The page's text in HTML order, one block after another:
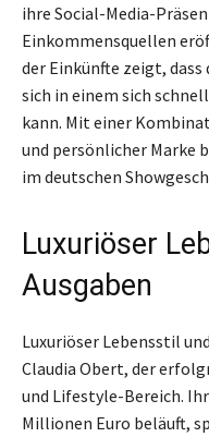
ihre Social-Media-
Einkommensquellen
der Einkünfte zeigt,
sich in einem sich
kann. Mit einer
und persönlicher Marke
im deutschen
Luxuriöser
Ausgaben
Luxuriöser Lebensstil
Claudia Obert, der
und Lifestyle-Bereich.
Millionen Euro beläuft,